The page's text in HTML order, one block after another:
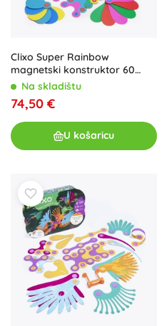
Clixo Super Rainbow
magnetski konstruktor 60
komada
Na skladištu
74,50 €
U košaricu